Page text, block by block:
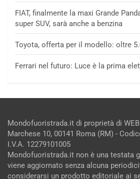
FIAT, finalmente la maxi Grande
super SUV, sarà anche a benzina
Toyota, offerta per il modello: oltre
Ferrari nel futuro: Luce è la prima
Mondofuoristrada.it di proprietà di
Marchese 10, 00141 Roma (RM) -
I.V.A. 12279101005
Mondofuoristrada.it non è una testata
viene aggiornato senza alcuna
considerarsi un prodotto editoriale ai